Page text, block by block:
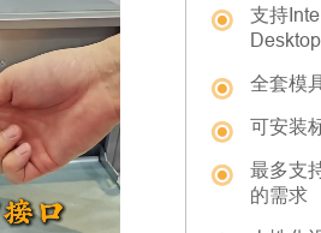
支持
全套模
可安装
最多支
的需求